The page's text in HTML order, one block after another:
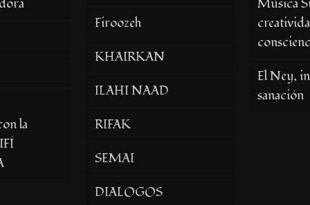
la
Firoozeh
KHAIRKAN
ILAHI NAAD
RIFAK
SEMAI
DIALOGOS
Música
El Ney,
sanación